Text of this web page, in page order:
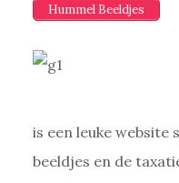
Hummel Beeldjes
is een leuke website
beeldjes en de